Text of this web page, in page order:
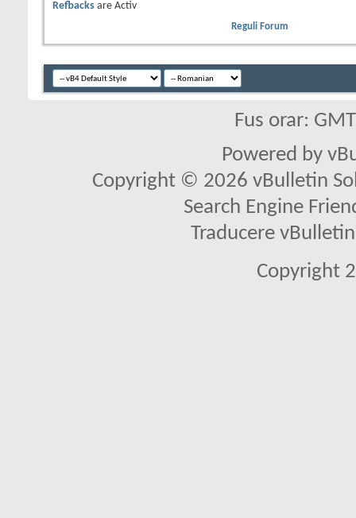
Refbacks are Activ
Reguli Forum
Fus orar:
Powered by
Copyright © 2026 vBulletin
Search Engine
Traducere
Copyright